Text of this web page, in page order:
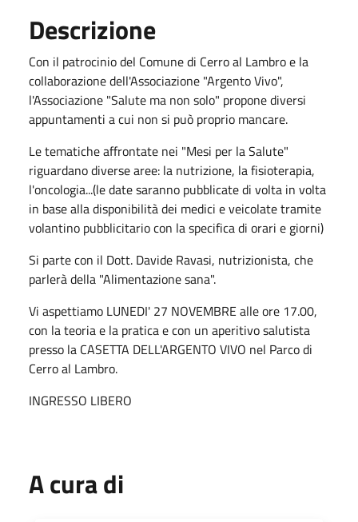
Descrizione
Con il patrocinio del Comune di Cerro al Lambro e la
collaborazione dell'Associazione "Argento Vivo",
l'Associazione "Salute ma non solo" propone diversi
appuntamenti a cui non si può proprio mancare.
Le tematiche affrontate nei "Mesi per la Salute"
riguardano diverse aree: la nutrizione, la fisioterapia,
l'oncologia...(le date saranno pubblicate di volta in volta
in base alla disponibilità dei medici e veicolate tramite
volantino pubblicitario con la specifica di orari e giorni)
Si parte con il Dott. Davide Ravasi, nutrizionista, che
parlerà della "Alimentazione sana".
Vi aspettiamo LUNEDI' 27 NOVEMBRE alle ore 17.00,
con la teoria e la pratica e con un aperitivo salutista
presso la CASETTA DELL'ARGENTO VIVO nel Parco di
Cerro al Lambro.
INGRESSO LIBERO
A cura di